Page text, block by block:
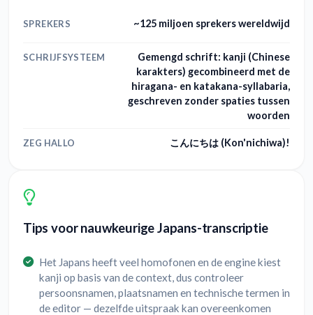
SPREKERS ~125 miljoen sprekers wereldwijd
SCHRIJFSYSTEEM
Gemengd schrift: kanji (Chinese
karakters) gecombineerd met de
hiragana- en katakana-syllabaria,
geschreven zonder spaties tussen
woorden
ZEG HALLO こんにちは (Kon'nichiwa)!
Tips voor nauwkeurige Japans-transcriptie
Het Japans heeft veel homofonen en de engine kiest
kanji op basis van de context, dus controleer
persoonsnamen, plaatsnamen en technische termen in
de editor — dezelfde uitspraak kan overeenkomen